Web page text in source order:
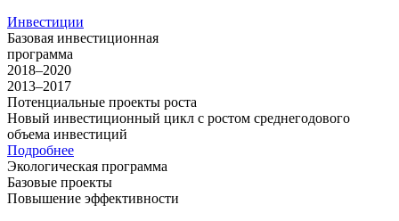
Инвестиции
Базовая инвестиционная
программа
2018–2020
2013–2017
Потенциальные проекты роста
Новый инвестиционный цикл с ростом среднегодового
объема инвестиций
Подробнее
Экологическая программа
Базовые проекты
Повышение эффективности